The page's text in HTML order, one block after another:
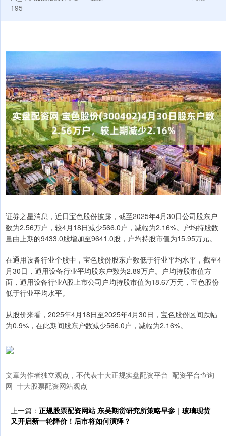
195
证券之星消息，近日宝色股份披露，截至2025年4月30日公司股东户
数为2.56万户，较4月18日减少566.0户，减幅为2.16%。户均持股数
量由上期的9433.0股增加至9641.0股，户均持股市值为15.95万元。
在通用设备行业个股中，宝色股份股东户数低于行业平均水平，截至4
月30日，通用设备行业平均股东户数为2.89万户。户均持股市值方
面，通用设备行业A股上市公司户均持股市值为18.67万元，宝色股份
低于行业平均水平。
从股价来看，2025年4月18日至2025年4月30日，宝色股份区间跌幅
为0.9%，在此期间股东户数减少566.0户，减幅为2.16%。
文章为作者独立观点，不代表十大正规实盘配资平台_配资平台查询
网_十大股票配资网站观点
上一篇： 正规股票配资网站 东吴期货研究所策略早参｜玻璃现货
又开启新一轮降价！后市将如何演绎？